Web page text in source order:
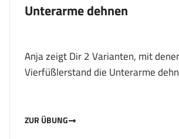
Unterarme dehnen
Anja zeigt Dir 2 Varianten, mit
Vierfüßlerstand die Unterarme
ZUR ÜBUNG